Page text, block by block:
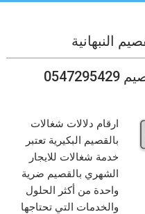
النبهانية
ارقام دلالات شغالات
بالقصيم البكيرية تعتبر
خدمة شغالات للايجار
الشهري بالقصيم ضرية
واحدة من أكثر الحلول
والخدمات التي تحتاجها